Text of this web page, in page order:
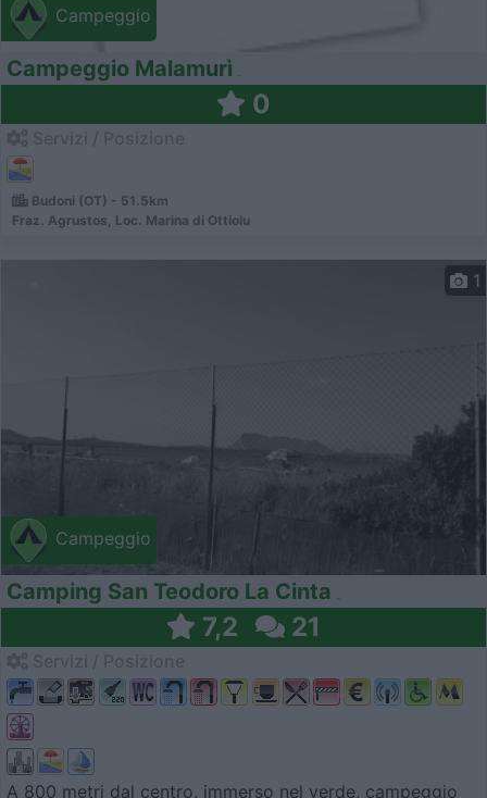
Campeggio
Campeggio Malamurì
0
Budoni (OT) - 51.5km
Fraz. Agrustos, Loc. Marina di Ottiolu
Campeggio
1
Camping San Teodoro La Cinta
7,2 21
A 800 metri dal centro, immerso nel verde, campeggio